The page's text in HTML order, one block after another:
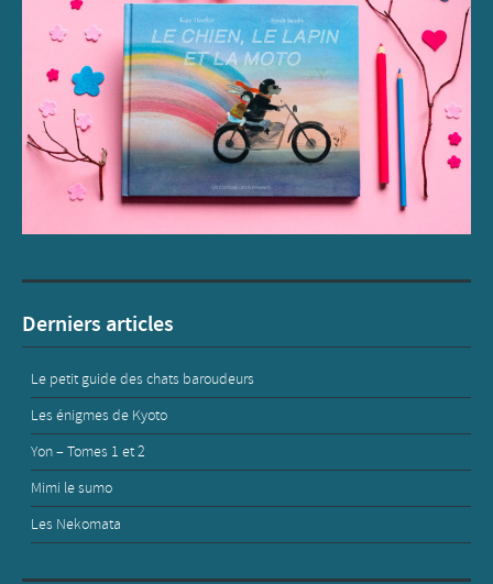
Derniers articles
Le petit guide des chats baroudeurs
Les énigmes de Kyoto
Yon – Tomes 1 et 2
Mimi le sumo
Les Nekomata